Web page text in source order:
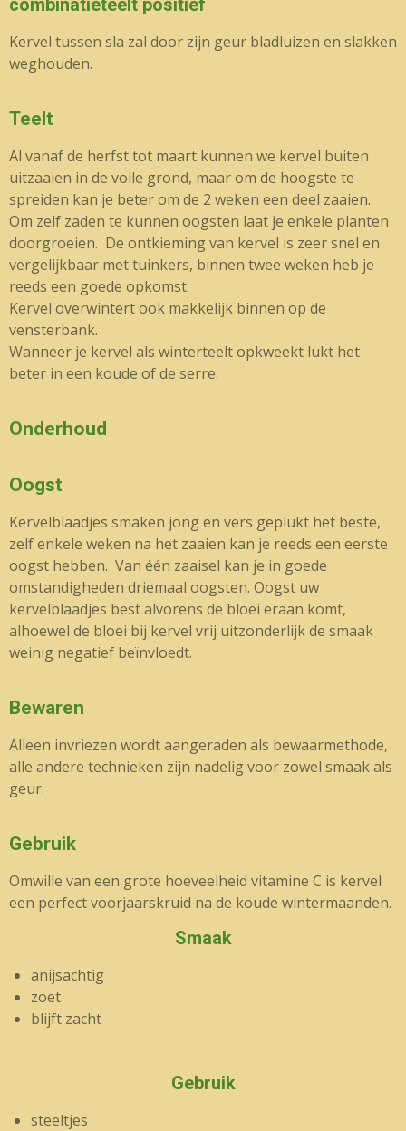
combinatieteelt positief
Kervel tussen sla zal door zijn geur bladluizen en slakken
weghouden.
Teelt
Al vanaf de herfst tot maart kunnen we kervel buiten
uitzaaien in de volle grond, maar om de hoogste te
spreiden kan je beter om de 2 weken een deel zaaien.
Om zelf zaden te kunnen oogsten laat je enkele planten
doorgroeien. De ontkieming van kervel is zeer snel en
vergelijkbaar met tuinkers, binnen twee weken heb je
reeds een goede opkomst.
Kervel overwintert ook makkelijk binnen op de
vensterbank.
Wanneer je kervel als winterteelt opkweekt lukt het
beter in een koude of de serre.
Onderhoud
Oogst
Kervelblaadjes smaken jong en vers geplukt het beste,
zelf enkele weken na het zaaien kan je reeds een eerste
oogst hebben. Van één zaaisel kan je in goede
omstandigheden driemaal oogsten. Oogst uw
kervelblaadjes best alvorens de bloei eraan komt,
alhoewel de bloei bij kervel vrij uitzonderlijk de smaak
weinig negatief beïnvloedt.
Bewaren
Alleen invriezen wordt aangeraden als bewaarmethode,
alle andere technieken zijn nadelig voor zowel smaak als
geur.
Gebruik
Omwille van een grote hoeveelheid vitamine C is kervel
een perfect voorjaarskruid na de koude wintermaanden.
Smaak
anijsachtig
zoet
blijft zacht
Gebruik
steeltjes